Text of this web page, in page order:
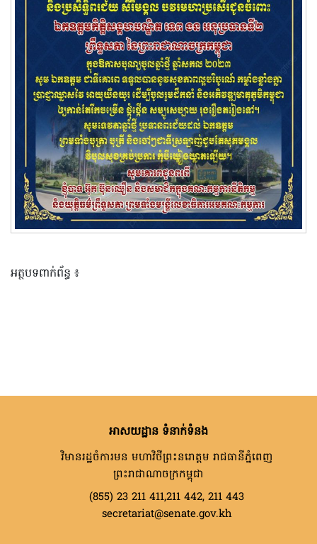
អត្ថបទពាក់ព័ន្ធ ៖
អាសយដ្ឋាន ទំនាក់ទំនង
វិមានរដ្ឋចំការមន មហាវិថីព្រះនរោត្តម រាជធានីភ្នំពេញ
ព្រះរាជាណាចក្រកម្ពុជា
(855) 23 211 411,211 442, 211 443
secretariat@senate.gov.kh